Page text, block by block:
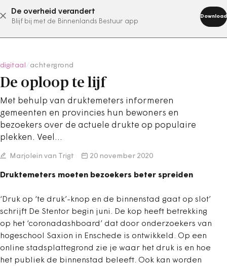
De overheid verandert
Blijf bij met de Binnenlands Bestuur app
Download
abonneer nu
digitaal achtergrond
De oploop te lijf
Met behulp van druktemeters informeren
gemeenten en provincies hun bewoners en
bezoekers over de actuele drukte op populaire
plekken. Veel…
Marjolein van Trigt 20 november 2020
Druktemeters moeten bezoekers beter spreiden
‘Druk op ‘te druk’-knop en de binnenstad gaat op slot’
schrijft De Stentor begin juni. De kop heeft betrekking
op het ‘coronadashboard’ dat door onderzoekers van
hogeschool Saxion in Enschede is ontwikkeld. Op een
online stadsplattegrond zie je waar het druk is en hoe
het publiek de binnenstad beleeft. Ook kan worden